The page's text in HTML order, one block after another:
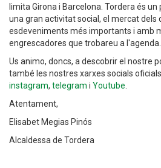
limita Girona i Barcelona. Tordera és
una gran activitat social, el mercat dels
esdeveniments més importants i amb
engrescadores que trobareu a l'agenda.
Us animo, doncs, a descobrir el nostre
també les nostres xarxes socials
instagram, telegram i Youtube
Atentament,
Elisabet Megias Pinós
Alcaldessa de Tordera